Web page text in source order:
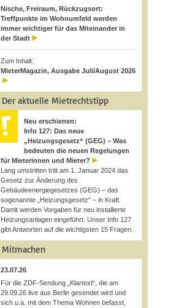
Nische, Freiraum, Rückzugsort:
Treffpunkte im Wohnumfeld werden
immer wichtiger für das Miteinander in
der Stadt
Zum Inhalt:
MieterMagazin, Ausgabe Juli/August 2026
Der aktuelle Mietrechtstipp
Neu erschienen:
Info 127: Das neue
„Heizungsgesetz“ (GEG) – Was
bedeuten die neuen Regelungen
für Mieterinnen und Mieter?
Lang umstritten tritt am 1. Januar 2024 das
Gesetz zur Änderung des
Gebäudeenergiegesetzes (GEG) – das
sogenannte „Heizungsgesetz“ – in Kraft.
Damit werden Vorgaben für neu installierte
Heizungsanlagen eingeführt. Unser Info 127
gibt Antworten auf die wichtigsten 15 Fragen.
Mitmachen
23.07.26
Für die ZDF-Sendung „Klartext“, die am
29.09.26 live aus Berlin gesendet wird und
sich u.a. mit dem Thema Wohnen befasst,